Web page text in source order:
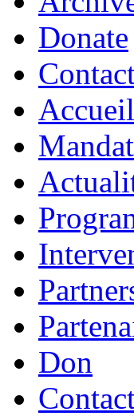
Donate
Accueil
Mandat
Don